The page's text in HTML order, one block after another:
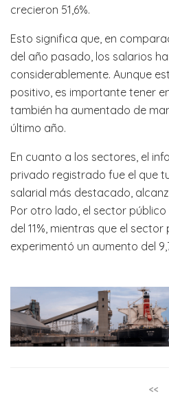
crecieron 51,6%.
Esto significa que, en
del año pasado, los salarios
considerablemente. Aunque
positivo, es importante tener
también ha aumentado de
último año.
En cuanto a los sectores, el
privado registrado fue el que
salarial más destacado,
Por otro lado, el sector
del 11%, mientras que el
experimentó un aumento del
<<